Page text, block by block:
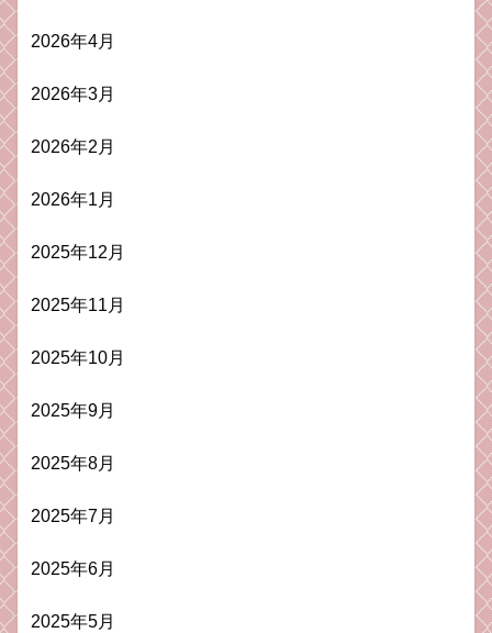
2026年4月
2026年3月
2026年2月
2026年1月
2025年12月
2025年11月
2025年10月
2025年9月
2025年8月
2025年7月
2025年6月
2025年5月